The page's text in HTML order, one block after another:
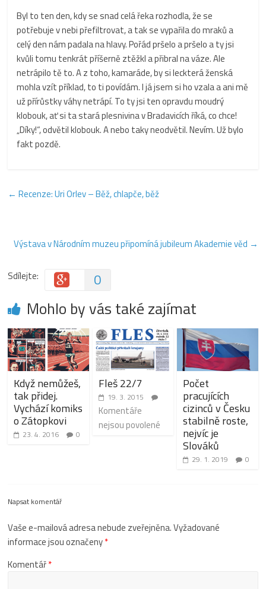
Byl to ten den, kdy se snad celá řeka rozhodla, že se
potřebuje v nebi přefiltrovat, a tak se vypařila do mraků a
celý den nám padala na hlavy. Pořád pršelo a pršelo a ty jsi
kvůli tomu tenkrát příšerně ztěžkl a přibral na váze. Ale
netrápilo tě to. A z toho, kamaráde, by si leckterá ženská
mohla vzít příklad, to ti povídám. I já jsem si ho vzala a ani mě
už přírůstky váhy netrápí. To ty jsi ten opravdu moudrý
klobouk, ať si ta stará plesnivina v Bradavicích říká, co chce!
„Díky!“, odvětil klobouk. A nebo taky neodvětil. Nevím. Už bylo
fakt pozdě.
← Recenze: Uri Orlev – Běž, chlapče, běž
Výstava v Národním muzeu připomíná jubileum Akademie věd →
Sdílejte: 0
Mohlo by vás také zajímat
Když nemůžeš,
tak přidej.
Vychází komiks
o Zátopkovi
23. 4. 2016 0
Fleš 22/7
19. 3. 2015
Komentáře
nejsou povolené
Počet
pracujících
cizinců v Česku
stabilně roste,
nejvíc je
Slováků
29. 1. 2019 0
Napsat komentář
Vaše e-mailová adresa nebude zveřejněna.Vyžadované
informace jsou označeny*
Komentář*